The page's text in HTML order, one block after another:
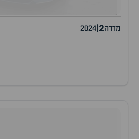
מזדה2
2024